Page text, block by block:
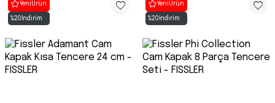
Yeni Ürün
%20 İndirim
Yeni Ürün
%20 İndirim